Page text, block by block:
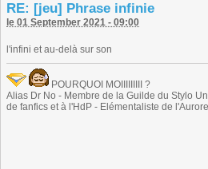
RE: [jeu] Phrase infinie
le 01 September 2021 - 09:00
l'infini et au-delà sur son
POURQUOI MOIIIIIIIII ?
Alias Dr No - Membre de la Guilde du Stylo
de fanfics et à l'HdP - Elémentaliste de l'Aurore